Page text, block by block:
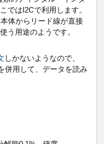
ではI2Cで利用します。
体からリード線が直接
う用途のようです。
しかないようなので、
併用して、データを読み